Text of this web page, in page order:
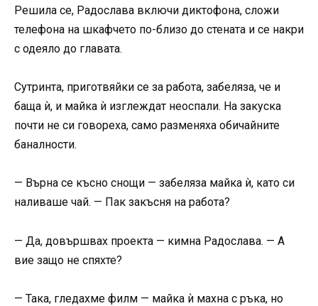
Решила се, Радослава включи диктофона, сложи
телефона на шкафчето по-близо до стената и се накри
с одеяло до главата.
Сутринта, приготвяйки се за работа, забеляза, че и
баща ѝ, и майка ѝ изглеждат неоспали. На закуска
почти не си говореха, само разменяха обичайните
баналности.
— Върна се късно снощи — забеляза майка ѝ, като си
наливаше чай. — Пак закъсня на работа?
— Да, довършвах проекта — кимна Радослава. — А
вие защо не спяхте?
— Така, гледахме филм — майка ѝ махна с ръка, но